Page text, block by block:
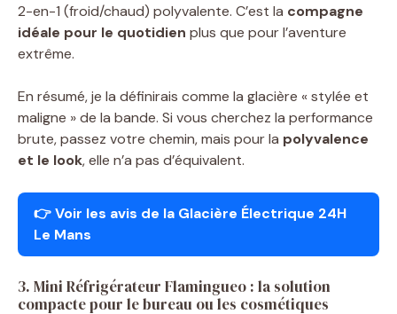
2-en-1 (froid/chaud) polyvalente. C’est la compagne
idéale pour le quotidien plus que pour l’aventure
extrême.
En résumé, je la définirais comme la glacière « stylée et
maligne » de la bande. Si vous cherchez la performance
brute, passez votre chemin, mais pour la polyvalence
et le look, elle n’a pas d’équivalent.
👉Voir les avis de la Glacière Électrique 24H
Le Mans
3. Mini Réfrigérateur Flamingueo : la solution
compacte pour le bureau ou les cosmétiques